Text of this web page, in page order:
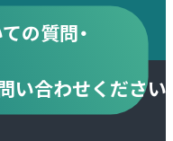
の質問・
い合わせください